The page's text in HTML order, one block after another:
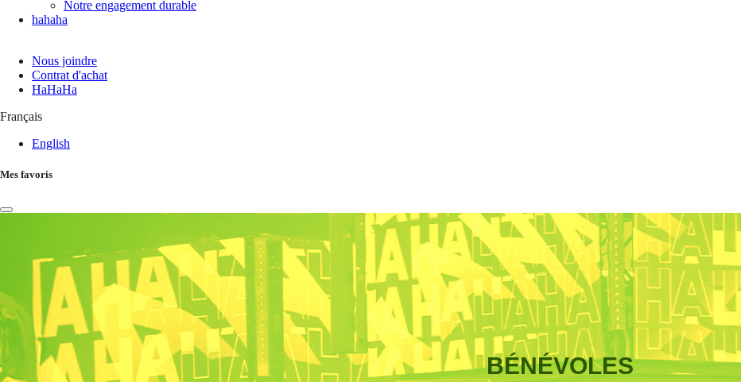
Notre engagement durable
hahaha
Nous joindre
Contrat d'achat
HaHaHa
Français
English
Mes favoris
BÉNÉVOLES